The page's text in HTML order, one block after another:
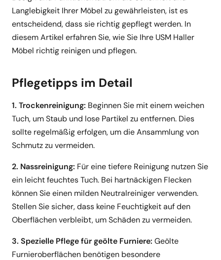
Langlebigkeit Ihrer Möbel zu gewährleisten, ist es
entscheidend, dass sie richtig gepflegt werden. In
diesem Artikel erfahren Sie, wie Sie Ihre USM Haller
Möbel richtig reinigen und pflegen.
Pflegetipps im Detail
1. Trockenreinigung: Beginnen Sie mit einem weichen
Tuch, um Staub und lose Partikel zu entfernen. Dies
sollte regelmäßig erfolgen, um die Ansammlung von
Schmutz zu vermeiden.
2. Nassreinigung: Für eine tiefere Reinigung nutzen Sie
ein leicht feuchtes Tuch. Bei hartnäckigen Flecken
können Sie einen milden Neutralreiniger verwenden.
Stellen Sie sicher, dass keine Feuchtigkeit auf den
Oberflächen verbleibt, um Schäden zu vermeiden.
3. Spezielle Pflege für geölte Furniere: Geölte
Furnieroberflächen benötigen besondere